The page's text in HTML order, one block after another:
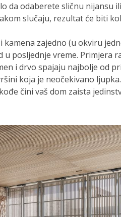
da odaberete sličnu nijansu
slučaju, rezultat će biti
kamena zajedno (u okviru
u posljednje vreme. Primjera
i drvo spajaju najbolje od
koja je neočekivano
čini vaš dom zaista